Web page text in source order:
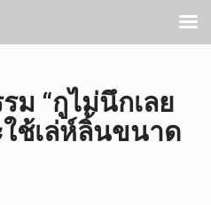
ม “กูไม่นึกเลย
ช้เล่ห์ลิ้นขนาด